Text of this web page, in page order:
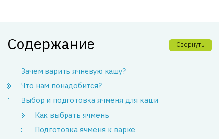
Содержание Свернуть
Зачем варить ячневую кашу?
Что нам понадобится?
Выбор и подготовка ячменя для каши
Как выбрать ячмень
Подготовка ячменя к варке